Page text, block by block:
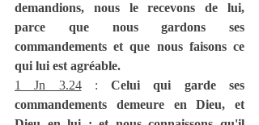
demandions, nous le recevons de lui,
parce que nous gardons ses
commandements et que nous faisons ce
qui lui est agréable.
1 Jn 3.24 : Celui qui garde ses
commandements demeure en Dieu, et